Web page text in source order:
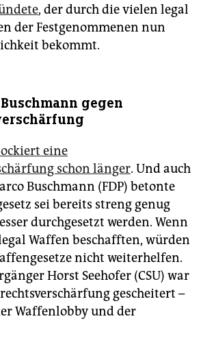
, der durch die vielen legal
der Festgenommenen nun
bekommt.
gegen
eine
schon länger. Und auch
Buschmann (FDP) betonte
sei bereits streng genug
durchgesetzt werden. Wenn
Waffen beschafften, würden
nicht weiterhelfen.
Horst Seehofer (CSU) war
gescheitert –
Waffenlobby und der